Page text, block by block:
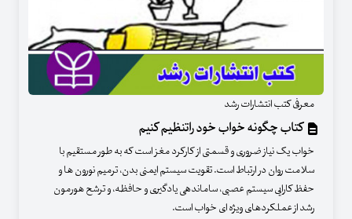
معرفی کتب انتشارات رشد
کتاب چگونه خواب خود راتنظیم کنیم
خواب یک نیاز ضروری و قسمتی از کارکرد مغز است که به طور مستقیم با
سلامت روان در ارتباط است. تقویت سیستم ایمنی بدن، ترمیم نورون ها و
حفظ کارایی سیستم عصبی، ساماندهی یادگیری و حافظه، و ترشح هورمون
رشد از عملکردهای ویژه ای خواب است.